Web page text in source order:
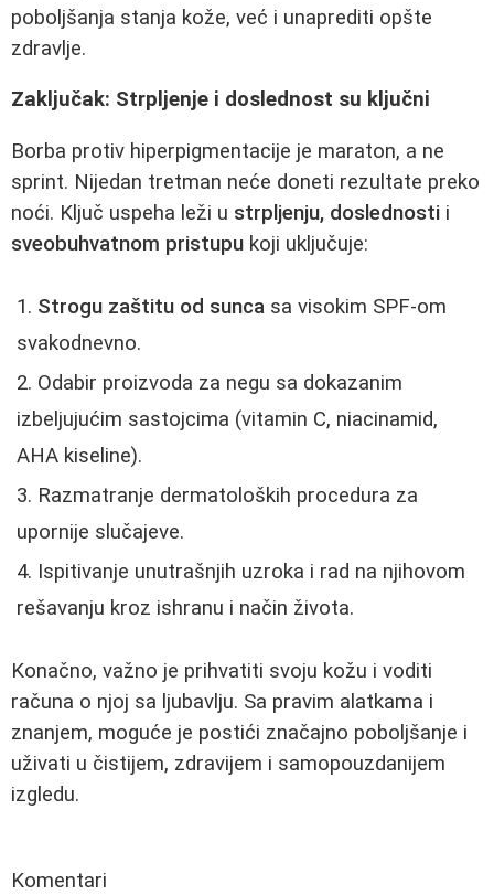
poboljšanja stanja kože, već i unaprediti opšte
zdravlje.
Zaključak: Strpljenje i doslednost su ključni
Borba protiv hiperpigmentacije je maraton, a ne
sprint. Nijedan tretman neće doneti rezultate preko
noći. Ključ uspeha leži u strpljenju, doslednosti i
sveobuhvatnom pristupu koji uključuje:
Strogu zaštitu od sunca sa visokim SPF-om
svakodnevno.
Odabir proizvoda za negu sa dokazanim
izbeljujućim sastojcima (vitamin C, niacinamid,
AHA kiseline).
Razmatranje dermatoloških procedura za
upornije slučajeve.
Ispitivanje unutrašnjih uzroka i rad na njihovom
rešavanju kroz ishranu i način života.
Konačno, važno je prihvatiti svoju kožu i voditi
računa o njoj sa ljubavlju. Sa pravim alatkama i
znanjem, moguće je postići značajno poboljšanje i
uživati u čistijem, zdravijem i samopouzdanijem
izgledu.
Komentari